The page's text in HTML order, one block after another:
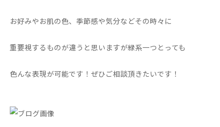
お好みやお肌の色、季節感や気分などその時々に
重要視するものが違うと思いますが緑系一つとっても
色んな表現が可能です！ぜひご相談頂きたいです！